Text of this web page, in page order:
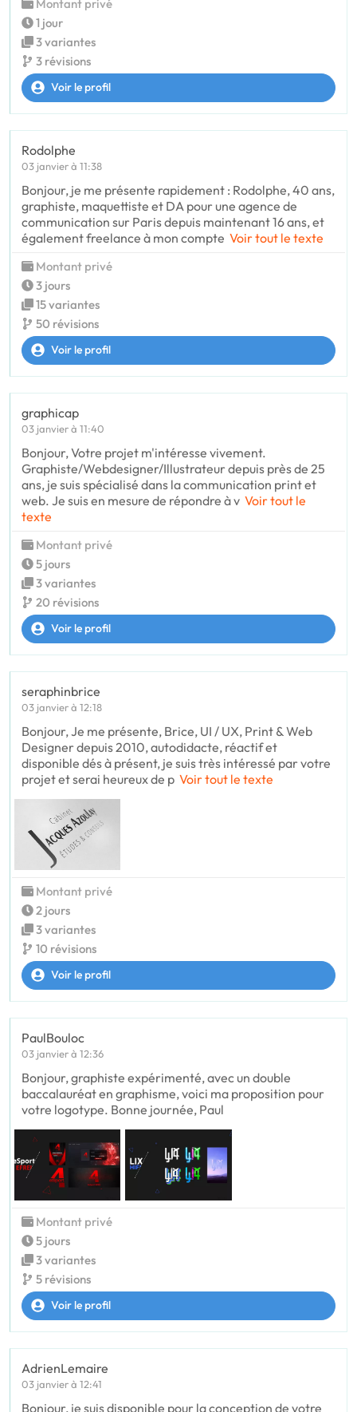
Montant privé
1 jour
3 variantes
3 révisions
Voir le profil
Rodolphe
03 janvier à 11:38
Bonjour, je me présente rapidement : Rodolphe, 40 ans,
graphiste, maquettiste et DA pour une agence de
communication sur Paris depuis maintenant 16 ans, et
également freelance à mon compte Voir tout le texte
Montant privé
3 jours
15 variantes
50 révisions
Voir le profil
graphicap
03 janvier à 11:40
Bonjour, Votre projet m'intéresse vivement.
Graphiste/Webdesigner/Illustrateur depuis près de 25
ans, je suis spécialisé dans la communication print et
web. Je suis en mesure de répondre à v Voir tout le
texte
Montant privé
5 jours
3 variantes
20 révisions
Voir le profil
seraphinbrice
03 janvier à 12:18
Bonjour, Je me présente, Brice, UI / UX, Print & Web
Designer depuis 2010, autodidacte, réactif et
disponible dés à présent, je suis très intéressé par votre
projet et serai heureux de p Voir tout le texte
Montant privé
2 jours
3 variantes
10 révisions
Voir le profil
PaulBouloc
03 janvier à 12:36
Bonjour, graphiste expérimenté, avec un double
baccalauréat en graphisme, voici ma proposition pour
votre logotype. Bonne journée, Paul
Montant privé
5 jours
3 variantes
5 révisions
Voir le profil
AdrienLemaire
03 janvier à 12:41
Bonjour, je suis disponible pour la conception de votre